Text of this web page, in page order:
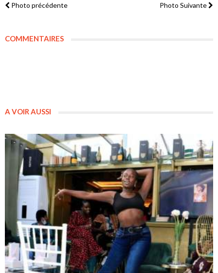
Photo précédente Photo Suivante
COMMENTAIRES
A VOIR AUSSI